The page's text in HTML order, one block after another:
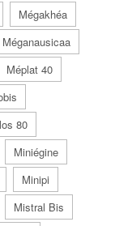
Mégakhéa
Méganausicaa
Méplat 40
80
Miniégine
Minipi
Mistral Bis